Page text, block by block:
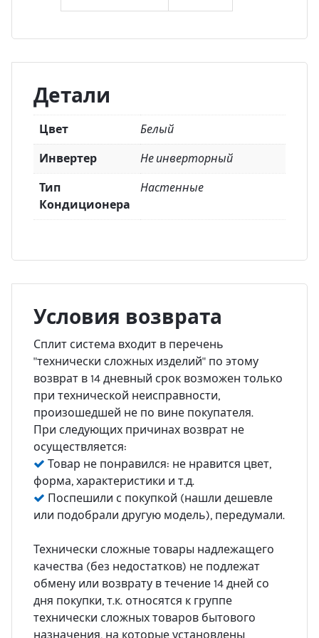
Детали
Цвет Белый
Инвертер Не инверторный
Тип
Кондиционера
Настенные
Условия возврата
Сплит система входит в перечень
"технически сложных изделий" по этому
возврат в 14 дневный срок возможен только
при технической неисправности,
произошедшей не по вине покупателя.
При следующих причинах возврат не
осуществляется:
Товар не понравился: не нравится цвет,
форма, характеристики и т.д.
Поспешили с покупкой (нашли дешевле
или подобрали другую модель), передумали.
Технически сложные товары надлежащего
качества (без недостатков) не подлежат
обмену или возврату в течение 14 дней со
дня покупки, т.к. относятся к группе
технически сложных товаров бытового
назначения, на которые установлены